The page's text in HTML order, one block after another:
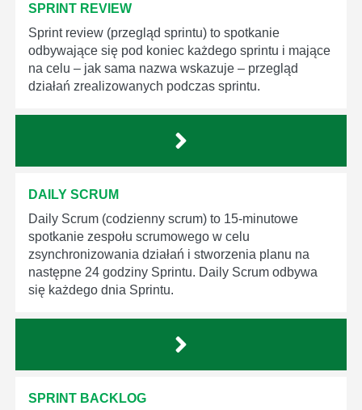
SPRINT REVIEW
Sprint review (przegląd sprintu) to spotkanie
odbywające się pod koniec każdego sprintu i mające
na celu – jak sama nazwa wskazuje – przegląd
działań zrealizowanych podczas sprintu.
DAILY SCRUM
Daily Scrum (codzienny scrum) to 15-minutowe
spotkanie zespołu scrumowego w celu
zsynchronizowania działań i stworzenia planu na
następne 24 godziny Sprintu. Daily Scrum odbywa
się każdego dnia Sprintu.
SPRINT BACKLOG